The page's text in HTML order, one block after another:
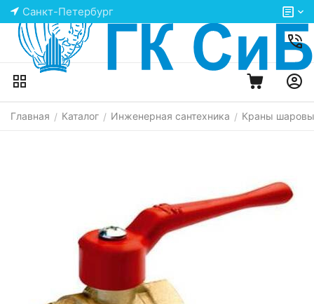
Санкт-Петербург
Главная / Каталог / Инженерная сантехника / Краны